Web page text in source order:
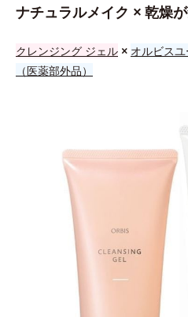
ナチュラルメイク × 乾燥
クレンジング ジェル × オルビス
（医薬部外品）